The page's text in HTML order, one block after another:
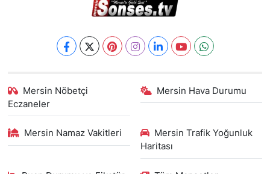
Mersin Nöbetçi
Eczaneler
Mersin Hava Durumu
Mersin Namaz Vakitleri
Mersin Trafik Yoğunluk
Haritası